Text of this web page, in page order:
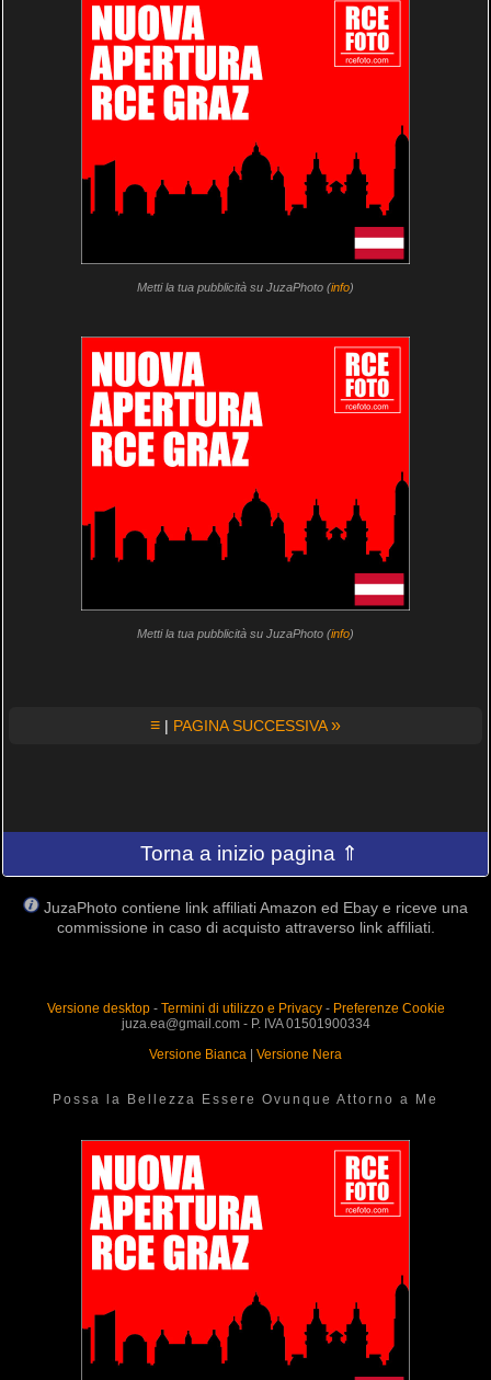
Metti la tua pubblicità su JuzaPhoto (info)
Metti la tua pubblicità su JuzaPhoto (info)
≡ | PAGINA SUCCESSIVA»
Torna a inizio pagina ⇑
JuzaPhoto contiene link affiliati Amazon ed Ebay e riceve una
commissione in caso di acquisto attraverso link affiliati.
Versione desktop- Termini di utilizzo e Privacy- Preferenze Cookie
juza.ea@gmail.com - P. IVA 01501900334
Versione Bianca
Versione Nera
Possa la Bellezza Essere Ovunque Attorno a Me